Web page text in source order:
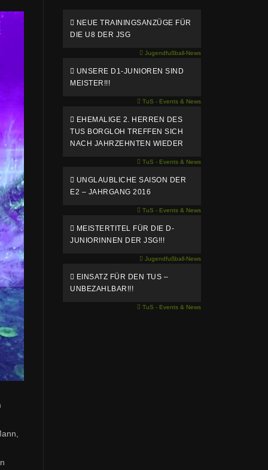
NEUE TRAININGSANZÜGE FÜR
DIE U8 DER JSG
Jugendfußball-News
UNSERE D1-JUNIOREN SIND
MEISTER!!!
TuS - Events & News
EHEMALIGE 2. HERREN DES
TUS BORGLOH TREFFEN SICH
NACH JAHRZEHNTEN WIEDER
TuS - Events & News
UNGLAUBLICHE SAISON DER
E2 – JAHRGANG 2016
TuS - Events & News
MEISTERTITEL FÜR DIE D-
JUNIORINNEN DER JSG!!!
Jugendfußball-News
EINSATZ FÜR DEN TUS –
UNBEZAHLBAR!!!
TuS - Events & News